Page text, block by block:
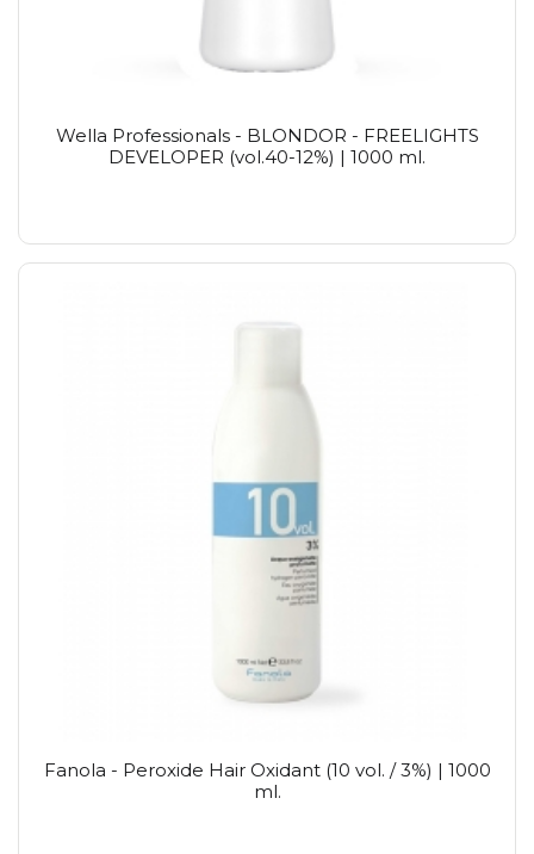
Wella Professionals - BLONDOR - FREELIGHTS
DEVELOPER (vol.40-12%) | 1000 ml.
Fanola - Peroxide Hair Oxidant (10 vol. / 3%) | 1000
ml.